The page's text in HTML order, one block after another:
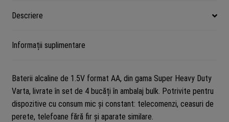
(Bulk)
Descriere
Informații suplimentare
Baterii alcaline de 1.5V format AA, din gama Super Heavy Duty
Varta, livrate în set de 4 bucăți în ambalaj bulk. Potrivite pentru
dispozitive cu consum mic și constant: telecomenzi, ceasuri de
perete, telefoane fără fir și aparate similare.